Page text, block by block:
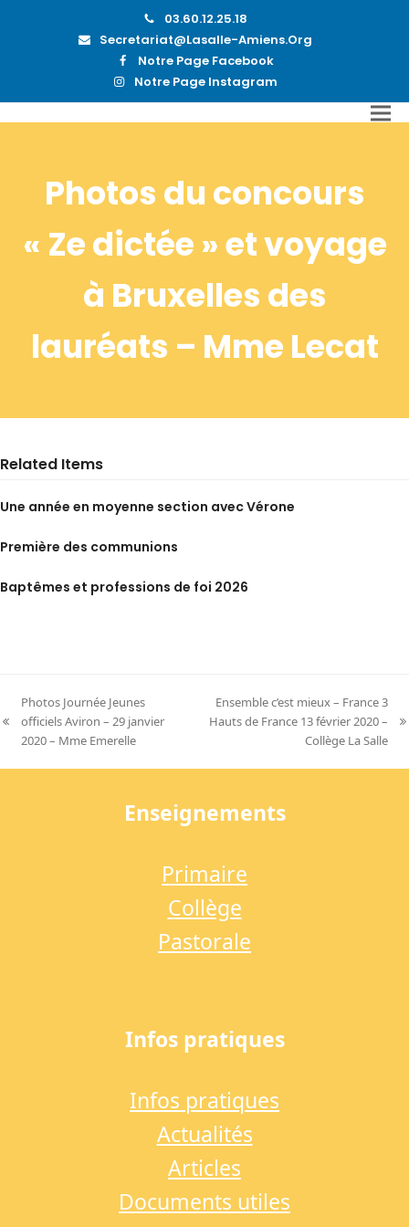
03.60.12.25.18
Secretariat@lasalle-Amiens.org
Notre Page Facebook
Notre Page Instagram
Photos du concours
« Ze dictée » et voyage
à Bruxelles des
lauréats – Mme Lecat
Related Items
Une année en moyenne section avec Vérone
Première des communions
Baptêmes et professions de foi 2026
previous
post:
Photos Journée Jeunes
officiels Aviron – 29 janvier
2020 – Mme Emerelle
next
Ensemble c’est mieux – France 3
Hauts de France 13 février 2020 –
Collège La Salle
Enseignements
Primaire
Collège
Pastorale
Infos pratiques
Infos pratiques
Actualités
Articles
Documents utiles